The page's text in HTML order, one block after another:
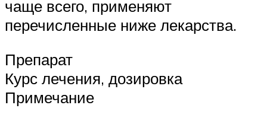
чаще всего, применяют
перечисленные ниже лекарства.
Препарат
Курс лечения, дозировка
Примечание